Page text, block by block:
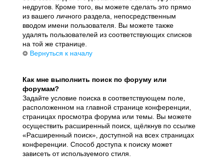
недругов. Кроме того, вы можете сделать это прямо
из вашего личного раздела, непосредственным
вводом имени пользователя. Вы можете также
удалять пользователей из соответствующих списков
на той же странице.
Вернуться к началу
Как мне выполнить поиск по форуму или
форумам?
Задайте условие поиска в соответствующем поле,
расположенном на главной странице конференции,
страницах просмотра форума или темы. Вы можете
осуществить расширенный поиск, щёлкнув по ссылке
«Расширенный поиск», доступной на всех страницах
конференции. Способ доступа к поиску может
зависеть от используемого стиля.